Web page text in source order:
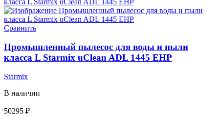
Сравнить
Промышленный пылесос для воды и пыли
класса L Starmix uClean ADL 1445 EHP
Starmix
В наличии
50295 ₽